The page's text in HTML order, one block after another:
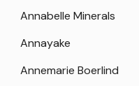
Annabelle Minerals
Annayake
Annemarie Boerlind